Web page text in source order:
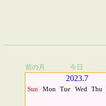
前の月 今日
2023.7
Sun Mon Tue Wed Thu